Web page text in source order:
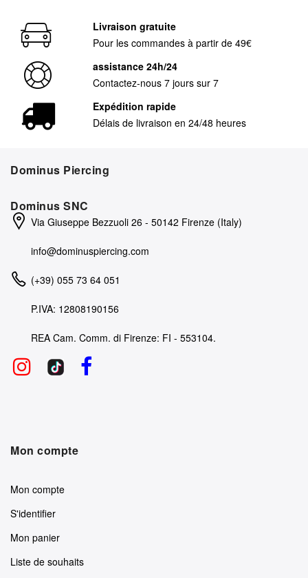
Livraison gratuite
Pour les commandes à partir de 49€
assistance 24h/24
Contactez-nous 7 jours sur 7
Expédition rapide
Délais de livraison en 24/48 heures
Dominus Piercing
Dominus SNC
Via Giuseppe Bezzuoli 26 - 50142 Firenze (Italy)
info@dominuspiercing.com
(+39) 055 73 64 051
P.IVA: 12808190156
REA Cam. Comm. di Firenze: FI - 553104.
Mon compte
Mon compte
S'identifier
Mon panier
Liste de souhaits